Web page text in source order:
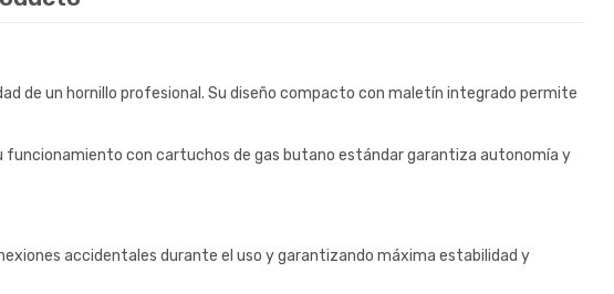
de un hornillo profesional. Su diseño compacto con maletín integrado permite
funcionamiento con cartuchos de gas butano estándar garantiza autonomía y
accidentales durante el uso y garantizando máxima estabilidad y